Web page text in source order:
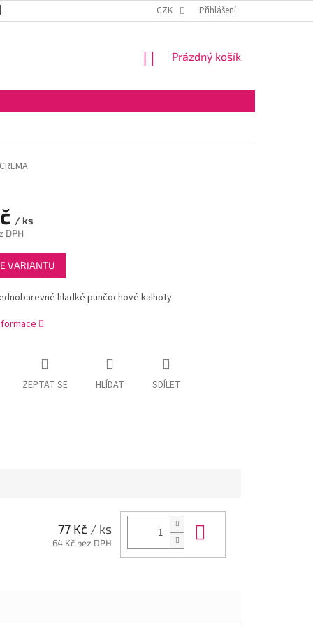
OBCHODNÍ PODMÍNKY VELKOOBCHOD
CZK Přihlášení
NÁKUPNÍ
Prázdný košík
/ ks
DPH
VARIANTU
hladké punčochové kalhoty.
ZEPTAT SE HLÍDAT SDÍLET
77 Kč / ks
64 Kč bez DPH